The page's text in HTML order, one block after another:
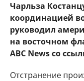
Чарльза
координацией
руководил
на восточном
ABC News со
Отстранение